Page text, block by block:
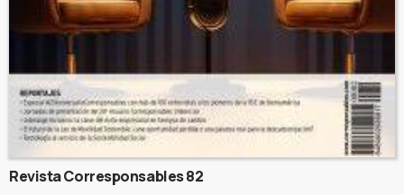
Revista Corresponsables 82